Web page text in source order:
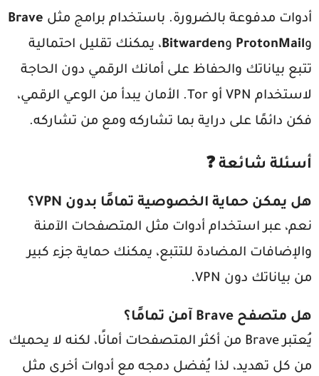
أدوات مدفوعة بالضرورة. باستخدام برامج مثل Brave
وProtonMail وBitwarden، يمكنك تقليل احتمالية
تتبع بياناتك والحفاظ على أمانك الرقمي دون الحاجة
لاستخدام VPN أو Tor. الأمان يبدأ من الوعي الرقمي،
فكن دائمًا على دراية بما تشاركه ومع من تشاركه.
أسئلة شائعة ❓
هل يمكن حماية الخصوصية تمامًا بدون VPN؟
نعم، عبر استخدام أدوات مثل المتصفحات الآمنة
والإضافات المضادة للتتبع، يمكنك حماية جزء كبير
من بياناتك دون VPN.
هل متصفح Brave آمن تمامًا؟
يُعتبر Brave من أكثر المتصفحات أمانًا، لكنه لا يحميك
من كل تهديد، لذا يُفضل دمجه مع أدوات أخرى مثل